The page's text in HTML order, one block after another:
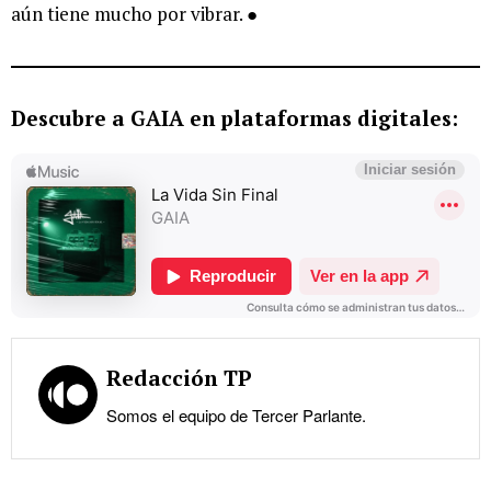
aún tiene mucho por vibrar. ●
Descubre a GAIA en plataformas digitales:
Redacción TP
Somos el equipo de Tercer Parlante.